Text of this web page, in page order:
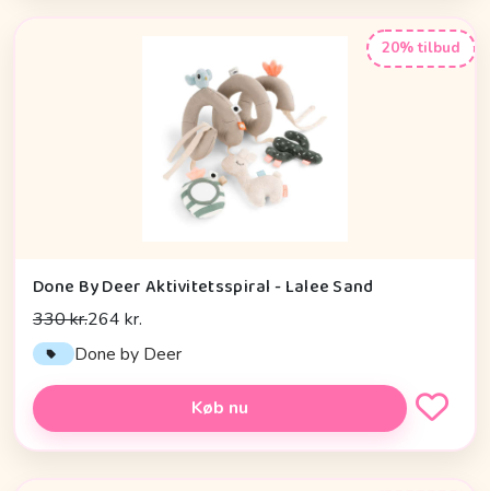
20% tilbud
Done By Deer Aktivitetsspiral - Lalee Sand
330 kr.264 kr.
Done by Deer
Køb nu